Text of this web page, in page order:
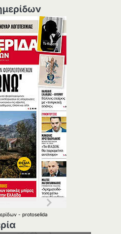
-protoselida